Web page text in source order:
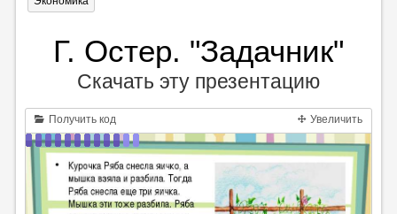
Г. Остер. "Задачник"
Скачать эту презентацию
Получить код Увеличить